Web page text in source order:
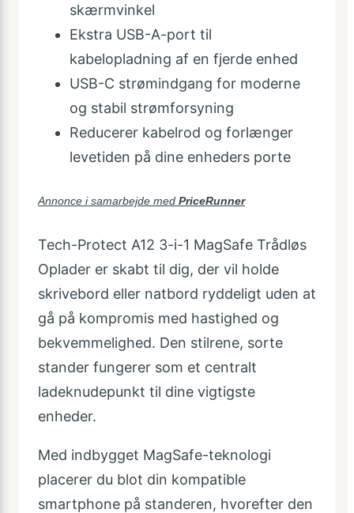
skærmvinkel
Ekstra USB-A-port til
kabelopladning af en fjerde enhed
USB-C strømindgang for moderne
og stabil strømforsyning
Reducerer kabelrod og forlænger
levetiden på dine enheders porte
Annonce i samarbejde med PriceRunner
Tech-Protect A12 3-i-1 MagSafe Trådløs
Oplader er skabt til dig, der vil holde
skrivebord eller natbord ryddeligt uden at
gå på kompromis med hastighed og
bekvemmelighed. Den stilrene, sorte
stander fungerer som et centralt
ladeknudepunkt til dine vigtigste
enheder.
Med indbygget MagSafe-teknologi
placerer du blot din kompatible
smartphone på standeren, hvorefter den